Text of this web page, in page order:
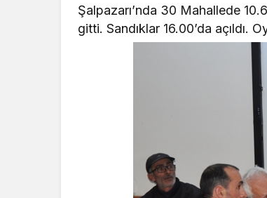
Şalpazarı’nda 30 Mahallede
gitti. Sandıklar 16.00’da açıldı.